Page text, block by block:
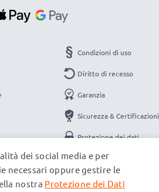
Condizioni di uso
Diritto di recesso
Garanzia
Sicurezza & Certificazioni
Protezione dei dati
Note legali
dei social media e per
necessari oppure gestire le
nostra Protezione dei Dati